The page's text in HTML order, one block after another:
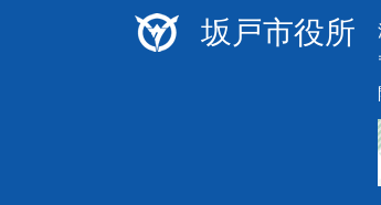
坂戸市役所